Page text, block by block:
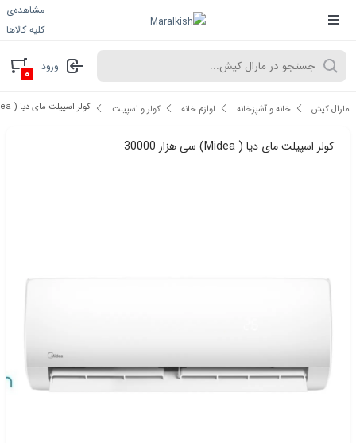
مشاهده‌ی
کلیه کالاها
ورود ۰
مارال کیش خانه و آشپزخانه لوازم خانه کولر و اسپیلت کولر اسپیلت مای دیا ( Midea) سی هزار 30000
کولر اسپیلت مای دیا ( Midea) سی هزار 30000